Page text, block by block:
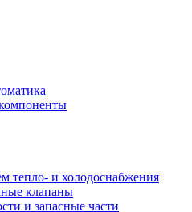
тепло- и холодоснабжения
клапаны
и запасные части